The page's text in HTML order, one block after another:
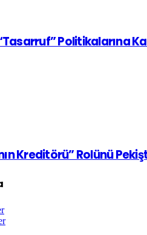
Politikalarına
Kreditörü” Rolünü